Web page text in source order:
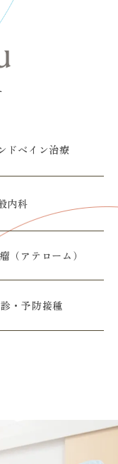
ドベイン治療
内科
（アテローム）
・予防接種